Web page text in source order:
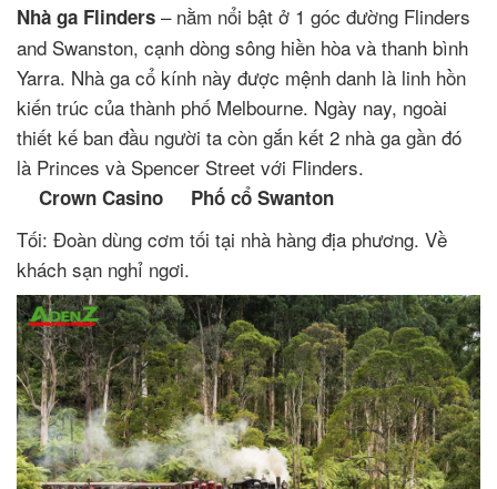
Nhà ga Flinders – nằm nổi bật ở 1 góc đường Flinders
and Swanston, cạnh dòng sông hiền hòa và thanh bình
Yarra. Nhà ga cổ kính này được mệnh danh là linh hồn
kiến trúc của thành phố Melbourne. Ngày nay, ngoài
thiết kế ban đầu người ta còn gắn kết 2 nhà ga gần đó
là Princes và Spencer Street với Flinders.
Crown Casino Phố cổ Swanton
Tối: Đoàn dùng cơm tối tại nhà hàng địa phương. Về
khách sạn nghỉ ngơi.